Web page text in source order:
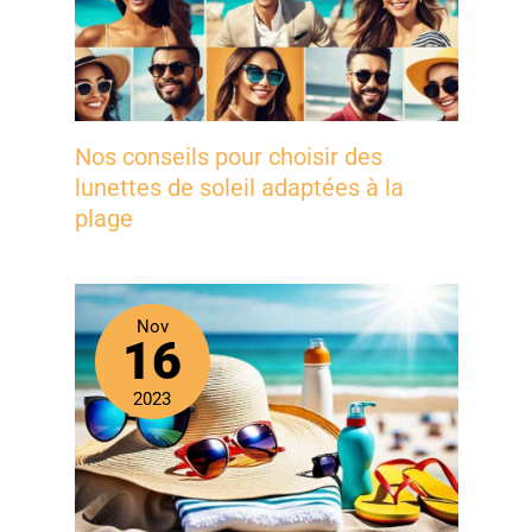
Nos conseils pour choisir des
lunettes de soleil adaptées à la
plage
Nov
16
2023